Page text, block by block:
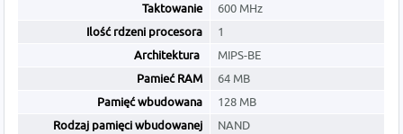
Taktowanie
600 MHz
Ilość rdzeni procesora
1
Architektura
MIPS-BE
Pamieć RAM
64 MB
Pamięć wbudowana
128 MB
Rodzaj pamięci wbudowanej
NAND